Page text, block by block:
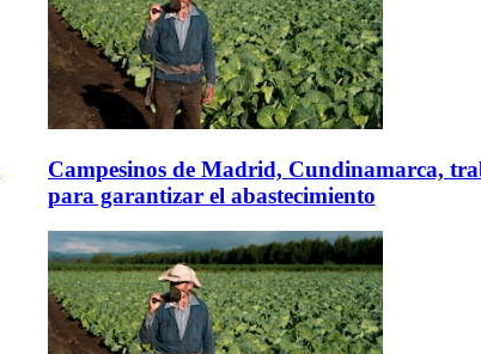
Campesinos de Madrid, Cundinamarca,
para garantizar el abastecimiento